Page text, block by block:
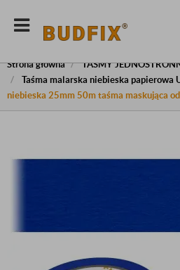
Strona główna TAŚMY
Taśma malarska niebieska papierowa
niebieska 25mm 50m taśma maskująca